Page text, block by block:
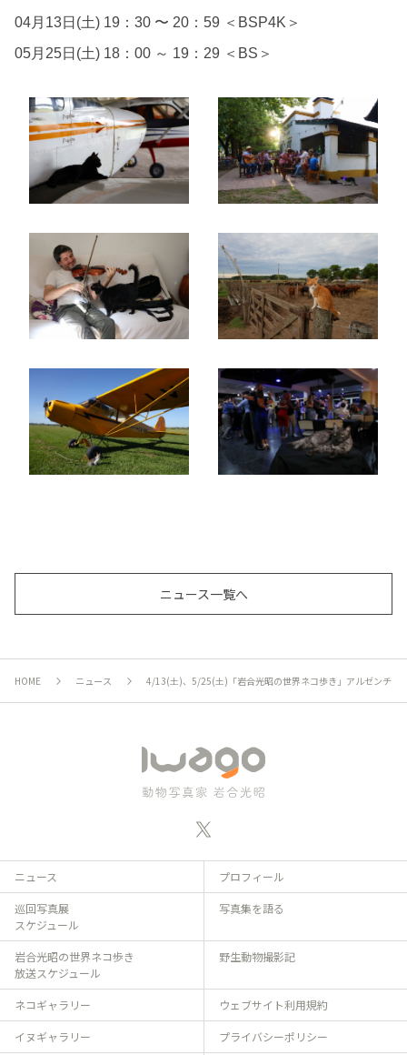
04月13日(土) 19：30 〜 20：59 ＜ BSP4K ＞
05月25日(土) 18：00 ～ 19：29 ＜BS＞
ニュース一覧へ
HOME ニュース 4/13(土)、5/25(土)「岩合光昭の世界ネコ歩き」アルゼンチン
ニュース プロフィール
巡回写真展
スケジュール
写真集を語る
岩合光昭の世界ネコ歩き
放送スケジュール
野生動物撮影記
ネコギャラリー ウェブサイト利用規約
イヌギャラリー プライバシーポリシー